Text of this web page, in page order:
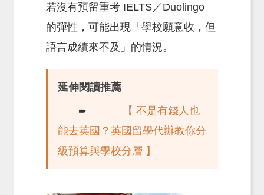
若沒有預留重考 IELTS／Duolingo
的彈性，可能出現「學校願意收，但
語言成績來不及」的情況。
延伸閱讀推薦
➨ 【 不是有錢人也
能去英國？英國留學代辦教你分
級預算與學校分層 】